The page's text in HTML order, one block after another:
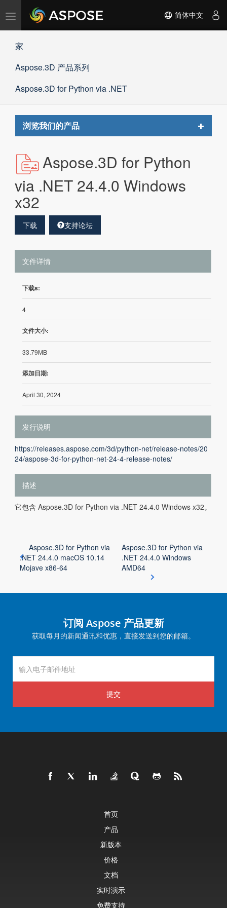
切
航
简体中文
家
Aspose.3D 产品系列
Aspose.3D for Python via .NET
浏览我们的产品
Toggle
Aspose.3D for Python
via .NET 24.4.0 Windows
x32
下载 支持论坛
文件详情
下载s:
4
文件大小:
33.79MB
添加日期:
April 30, 2024
发行说明
https://releases.aspose.com/3d/python-net/release-notes/20
24/aspose-3d-for-python-net-24-4-release-notes/
描述
它包含 Aspose.3D for Python via .NET 24.4.0 Windows x32。
Aspose.3D for Python via
.NET 24.4.0 macOS 10.14
Mojave x86-64
Aspose.3D for Python via
.NET 24.4.0 Windows
AMD64
订阅 Aspose 产品更新
获取每月的新闻通讯和优惠，直接发送到您的邮箱。
提交
首页
产品
新版本
价格
文档
实时演示
免费支持